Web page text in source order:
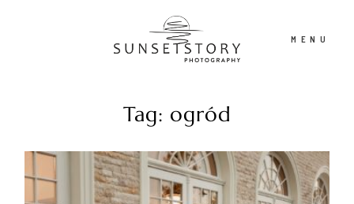
MENU
Tag: ogród
PORTFOLIO
OFERTA